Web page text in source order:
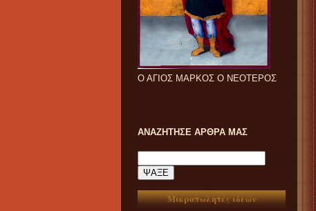
Ο ΑΓΙΟΣ ΜΑΡΚΟΣ Ο ΝΕΟΤΕΡΟΣ
ΑΝΑΖΗΤΗΣΕ ΑΡΘΡΑ ΜΑΣ
Μικροπωλητές ιδεών